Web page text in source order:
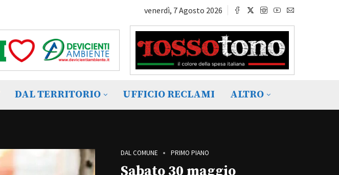
venerdì, 7 Agosto 2026
DAL TERRITORIO UFFICIO RECLAMI ALTRO
DAL COMUNE PRIMO PIANO
Sabato 30 maggio